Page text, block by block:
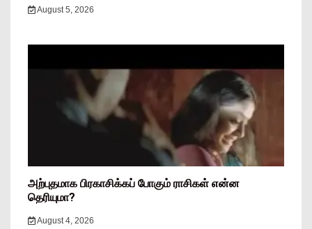
August 5, 2026
அற்புதமாக பிரகாசிக்கப் போகும் ராசிகள் என்ன
தெரியுமா?
August 4, 2026